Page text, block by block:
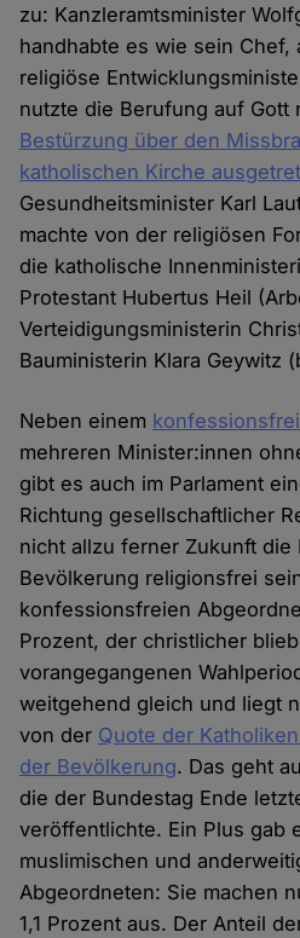
zu: Kanzleramtsminister
handhabte es wie sein Chef,
religiöse
nutzte die Berufung auf Gott
Bestürzung über den
katholischen Kirche
Gesundheitsminister Karl
machte von der religiösen
die katholische
Protestant Hubertus Heil
Verteidigungsministerin
Bauministerin Klara Geywitz
Neben einem
mehreren Minister:innen
gibt es auch im Parlament
Richtung gesellschaftlicher
nicht allzu ferner Zukunft die
Bevölkerung religionsfrei
konfessionsfreien
Prozent, der christlicher
vorangegangenen
weitgehend gleich und liegt
von der Quote der
der Bevölkerung. Das geht
die der Bundestag Ende
veröffentlichte. Ein Plus gab
muslimischen und
Abgeordneten: Sie machen
1,1 Prozent aus. Der Anteil